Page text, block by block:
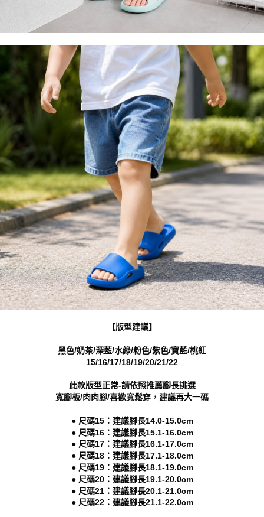
【版型建議】
黑色/奶茶/深藍/水綠/粉色/紫色/寶藍/桃紅
15/16/17/18/19/20/21/22
此款版型正常-請依照推薦腳長挑選
寬腳板/肉肉腳/喜歡寬鬆穿，建議再大一碼
● 尺碼15：建議腳長14.0-15.0cm
● 尺碼16：建議腳長15.1-16.0cm
● 尺碼17：建議腳長16.1-17.0cm
● 尺碼18：建議腳長17.1-18.0cm
● 尺碼19：建議腳長18.1-19.0cm
● 尺碼20：建議腳長19.1-20.0cm
● 尺碼21：建議腳長20.1-21.0cm
● 尺碼22：建議腳長21.1-22.0cm